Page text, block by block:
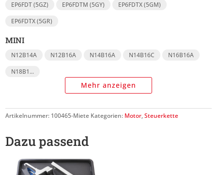
EP6FDT (5GZ)
EP6FDTM (5GY)
EP6FDTX (5GM)
EP6FDTX (5GR)
MINI
N12B14A N12B16A N14B16A N14B16C
N16B16A
N18B1...
Mehr anzeigen
Artikelnummer: 100465-Miete Kategorien: Motor,Steuerkette
Dazu passend